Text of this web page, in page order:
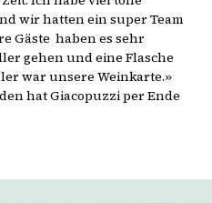
wir hatten ein super Team
Gäste haben es sehr
gehen und eine Flasche
war unsere Weinkarte.»
hat Giacopuzzi per Ende